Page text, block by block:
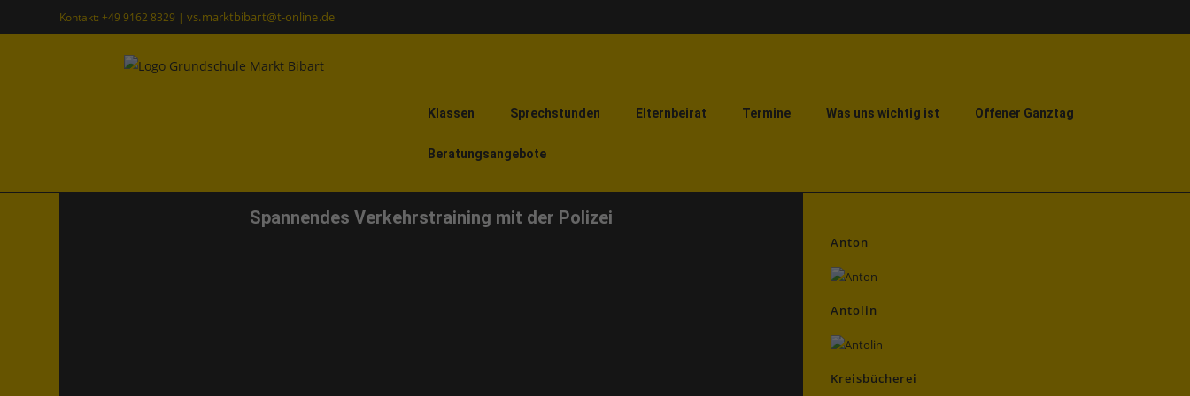
Kontakt: +49 9162 8329 |vs.marktbibart@t-online.de
Klassen Sprechstunden Elternbeirat Termine Was uns wichtig ist Offener Ganztag
Beratungsangebote
Spannendes Verkehrstraining mit der Polizei
Anton
Antolin
Kreisbücherei